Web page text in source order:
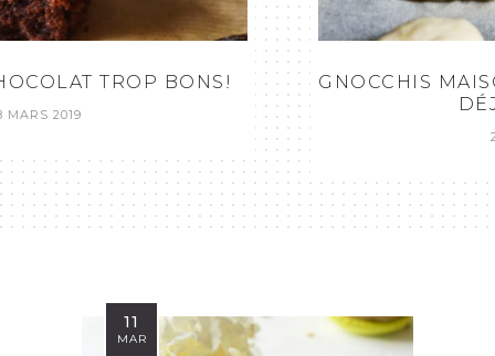
GNOCCHIS MAISON (AVEC DE LA PURÉE
DÉJÀ PRÊTE!)
29 MAI 2018
11
MAR